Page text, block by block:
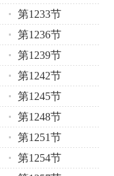
第1233节
第1236节
第1239节
第1242节
第1245节
第1248节
第1251节
第1254节